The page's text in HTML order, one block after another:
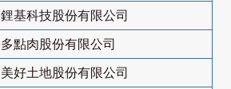
鋰基科技股份有限公司
多點肉股份有限公司
美好土地股份有限公司